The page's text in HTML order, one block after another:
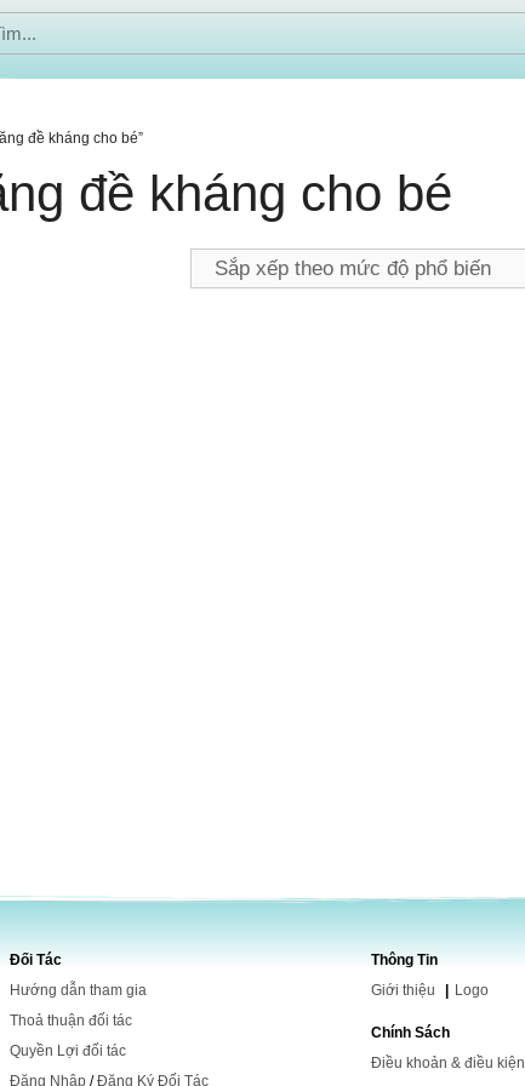
đề kháng cho bé”
đề kháng cho bé
Đối Tác
Hướng dẫn tham gia
Thoả thuận đối tác
Quyền Lợi đối tác
Đăng Nhập /Đăng Ký Đối Tác
Thông Tin
Giới thiệu | Logo
Chính Sách
Điều khoản & điều kiện